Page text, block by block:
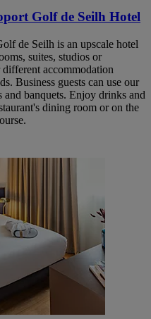
Golf de Seilh Hotel
de Seilh is an upscale hotel
suites, studios or
accommodation
Business guests can use our
banquets. Enjoy drinks and
dining room or on the